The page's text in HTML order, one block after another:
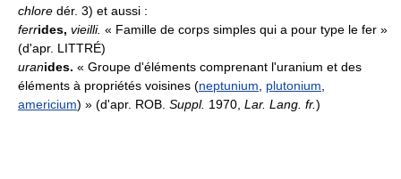
chlore dér. 3) et aussi :
ferrides, vieilli. « Famille de corps simples qui a pour type le fer »
(d'apr. LITTRÉ)
uranides. « Groupe d'éléments comprenant l'uranium et des
éléments à propriétés voisines (neptunium plutonium
americium) » (d'apr. ROB. Suppl. 1970, Lar. Lang. fr.)